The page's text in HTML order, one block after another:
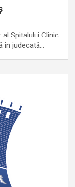
Spitalului Clinic
în judecată…